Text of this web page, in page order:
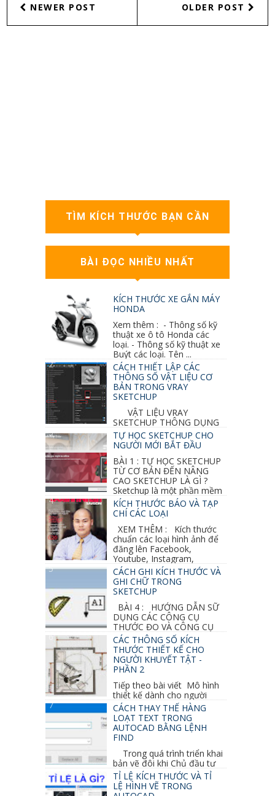
NEWER POST OLDER POST
TÌM KÍCH THƯỚC BẠN CẦN
BÀI ĐỌC NHIỀU NHẤT
KÍCH THƯỚC XE GẮN MÁY
HONDA
Xem thêm : - Thông số kỹ
thuật xe ô tô Honda các
loại. - Thông số kỹ thuật xe
Buýt các loại. Tên ...
CÁCH THIẾT LẬP CÁC
THÔNG SỐ VẬT LIỆU CƠ
BẢN TRONG VRAY
SKETCHUP
VẬT LIỆU VRAY
SKETCHUP THÔNG DỤNG
NHẤT 1. VẬT LIỆU VRAY INOX BÓNG: ●
Diffuse : đen ● Reflection color ...
TỰ HỌC SKETCHUP CHO
NGƯỜI MỚI BẮT ĐẦU
BÀI 1 : TỰ HỌC SKETCHUP
TỪ CƠ BẢN ĐẾN NÂNG
CAO SKETCHUP LÀ GÌ ?
Sketchup là một phần mềm
vẽ 3d của Google, nó khá dễ sữ...
KÍCH THƯỚC BÁO VÀ TẠP
CHÍ CÁC LOẠI
XEM THÊM : Kích thước
chuẩn các loại hình ảnh để
đăng lên Facebook,
Youtube, Instagram,
Linkedin, Pinterest...CÁCH GHI KÍCH THƯỚC VÀ
GHI CHỮ TRONG
SKETCHUP
BÀI 4 : HƯỚNG DẪN SỮ
DỤNG CÁC CÔNG CỤ
THƯỚC ĐO VÀ CÔNG CỤ
GHI CHỮ 2D, 3D TRONG SKETCHUP Ở bài
học trước ta đã...
CÁC THÔNG SỐ KÍCH
THƯỚC THIẾT KẾ CHO
NGƯỜI KHUYẾT TẬT -
PHẦN 2
Tiếp theo bài viết Mô hình
thiết kế dành cho người
khuyết tật ở phần 1 chúng ta cùng tìm hiểu
thêm các vấn đề và...
CÁCH THAY THẾ HÀNG
LOẠT TEXT TRONG
AUTOCAD BẰNG LỆNH
FIND
Trong quá trình triển khai
bản vẽ đôi khi Chủ đầu tư
thay đổi thiết kế hoặc do bản vẽ mình ghi chú
sai mục nào đó...
TỈ LỆ KÍCH THƯỚC VÀ TỈ
LỆ HÌNH VẼ TRONG